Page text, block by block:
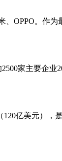
OPPO。作
家主要企
亿美元）